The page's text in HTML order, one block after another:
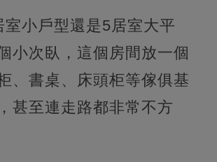
室小戶型還是5居室大平
小次臥，這個房間放一個
、書桌、床頭柜等傢俱基
甚至連走路都非常不方